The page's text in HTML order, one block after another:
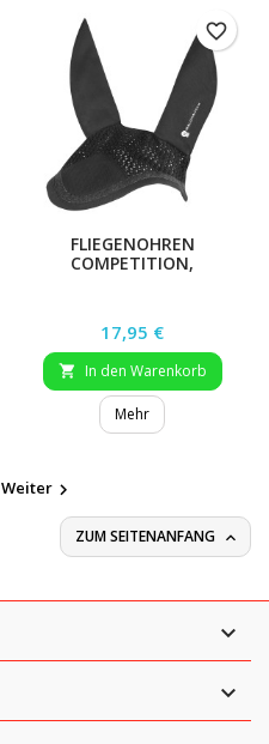
FLIEGENOHREN
COMPETITION,
Preis
17,95 €
 In den Warenkorb
Mehr
favorite_border
Weiter
ZUM SEITENANFANG 

